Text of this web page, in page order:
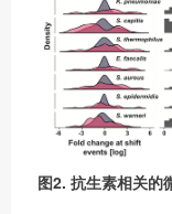
图2. 抗生素相关的